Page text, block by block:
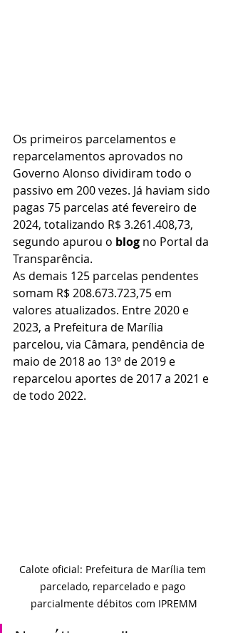
Os primeiros parcelamentos e
reparcelamentos aprovados no
Governo Alonso dividiram todo o
passivo em 200 vezes. Já haviam sido
pagas 75 parcelas até fevereiro de
2024, totalizando R$ 3.261.408,73,
segundo apurou o blog no Portal da
Transparência.
As demais 125 parcelas pendentes
somam R$ 208.673.723,75 em
valores atualizados. Entre 2020 e
2023, a Prefeitura de Marília
parcelou, via Câmara, pendência de
maio de 2018 ao 13º de 2019 e
reparcelou aportes de 2017 a 2021 e
de todo 2022.
Calote oficial: Prefeitura de Marília tem
parcelado, reparcelado e pago
parcialmente débitos com IPREMM